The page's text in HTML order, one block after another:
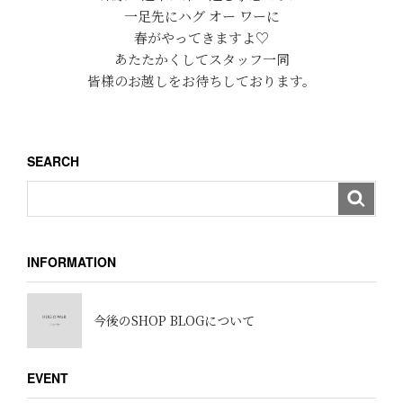
一足先にハグ オー ワーに
春がやってきますよ♡
あたたかくしてスタッフ一同
皆様のお越しをお待ちしております。
SEARCH
INFORMATION
今後のSHOP BLOGについて
EVENT